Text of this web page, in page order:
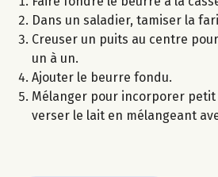
Dans un saladier, tamiser la
Creuser un puits au centre
un à un.
Ajouter le beurre fondu.
Mélanger pour incorporer
verser le lait en mélangeant